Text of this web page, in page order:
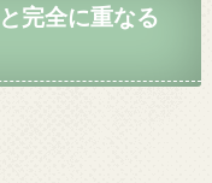
完全に重なる